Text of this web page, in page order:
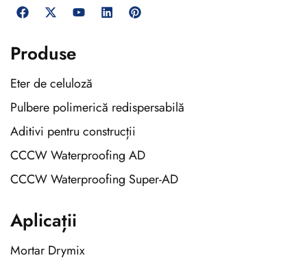
Produse
Eter de celuloză
Pulbere polimerică redispersabilă
Aditivi pentru construcții
CCCW Waterproofing AD
CCCW Waterproofing Super-AD
Aplicații
Mortar Drymix